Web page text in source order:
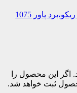
برد پاور،برد پاور ریکو،برد پاور 1060 ریکو،برد پاور 1075
اگر این محصول را
ثبت خواهد شد.